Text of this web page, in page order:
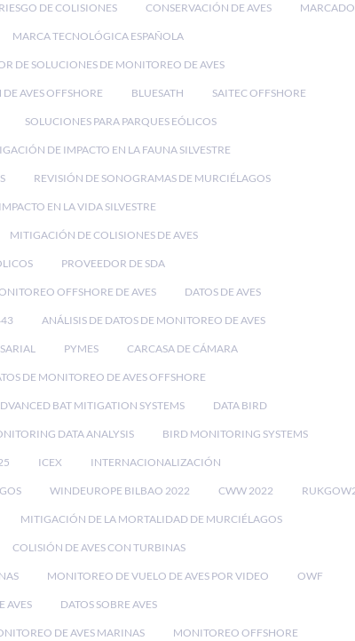
DE COLISIONES CONSERVACIÓN DE AVES
MARCA TECNOLÓGICA ESPAÑOLA
DE SOLUCIONES DE MONITOREO DE AVES
AVES OFFSHORE BLUESATH SAITEC OFFSHORE
SOLUCIONES PARA PARQUES EÓLICOS
DE IMPACTO EN LA FAUNA SILVESTRE
REVISIÓN DE SONOGRAMAS DE MURCIÉLAGOS
EN LA VIDA SILVESTRE
MITIGACIÓN DE COLISIONES DE AVES
PROVEEDOR DE SDA
OFFSHORE DE AVES DATOS DE AVES
ANÁLISIS DE DATOS DE MONITOREO DE AVES
PYMES CARCASA DE CÁMARA
DE MONITOREO DE AVES OFFSHORE
BAT MITIGATION SYSTEMS DATA BIRD
DATA ANALYSIS BIRD MONITORING SYSTEMS
ICEX INTERNACIONALIZACIÓN
WINDEUROPE BILBAO 2022 CWW 2022
MITIGACIÓN DE LA MORTALIDAD DE MURCIÉLAGOS
COLISIÓN DE AVES CON TURBINAS
MONITOREO DE VUELO DE AVES POR VIDEO OWF
AVES DATOS SOBRE AVES
DE AVES MARINAS MONITOREO OFFSHORE